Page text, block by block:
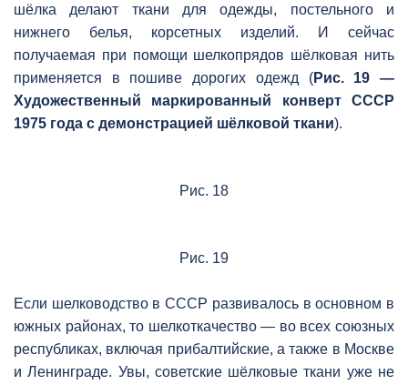
шёлка делают ткани для одежды, постельного и
нижнего белья, корсетных изделий. И сейчас
получаемая при помощи шелкопрядов шёлковая нить
применяется в пошиве дорогих одежд (Рис. 19 —
Художественный маркированный конверт СССР
1975 года с демонстрацией шёлковой ткани).
Рис. 18
Рис. 19
Если шелководство в СССР развивалось в основном в
южных районах, то шелкоткачество — во всех союзных
республиках, включая прибалтийские, а также в Москве
и Ленинграде. Увы, советские шёлковые ткани уже не